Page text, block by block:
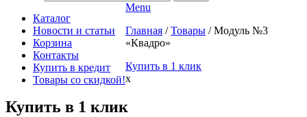
Каталог
Новости и статьи
Корзина
Контакты
Купить в кредит
Товары со скидкой!
Menu
Главная / Товары / Модуль №3
«Квадро»
Купить в 1 клик
x
Купить в 1 клик